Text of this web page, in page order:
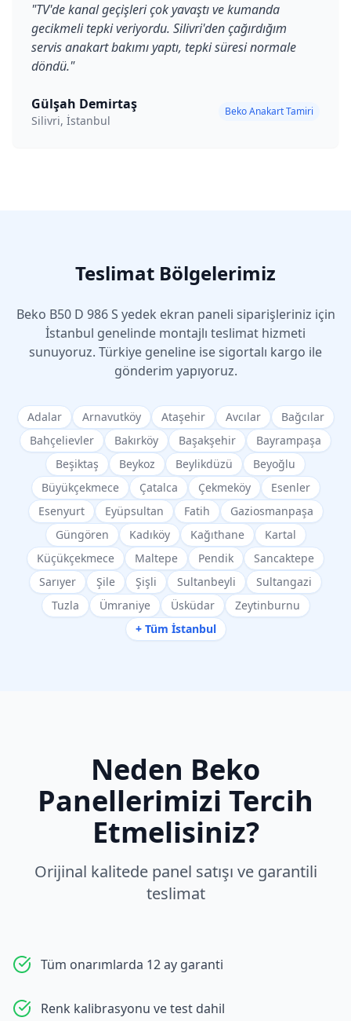
"TV'de kanal geçişleri çok yavaştı ve kumanda
gecikmeli tepki veriyordu. Silivri'den çağırdığım
servis anakart bakımı yaptı, tepki süresi normale
döndü."
Gülşah Demirtaş
Silivri, İstanbul
Beko Anakart Tamiri
Teslimat Bölgelerimiz
Beko B50 D 986 S yedek ekran paneli siparişleriniz için
İstanbul genelinde montajlı teslimat hizmeti
sunuyoruz. Türkiye geneline ise sigortalı kargo ile
gönderim yapıyoruz.
Adalar Arnavutköy Ataşehir Avcılar
Bağcılar
Bahçelievler
Bakırköy Başakşehir
Bayrampaşa
Beşiktaş
Beykoz Beylikdüzü
Beyoğlu
Büyükçekmece
Çatalca Çekmeköy
Esenler
Esenyurt
Eyüpsultan Fatih
Gaziosmanpaşa
Güngören
Kadıköy Kağıthane
Kartal
Küçükçekmece
Maltepe Pendik
Sancaktepe
Sarıyer
Şile Şişli Sultanbeyli
Sultangazi
Tuzla
Ümraniye Üsküdar
Zeytinburnu
+ Tüm İstanbul
Neden Beko
Panellerimizi Tercih
Etmelisiniz?
Orijinal kalitede panel satışı ve garantili
teslimat
Tüm onarımlarda 12 ay garanti
Renk kalibrasyonu ve test dahil